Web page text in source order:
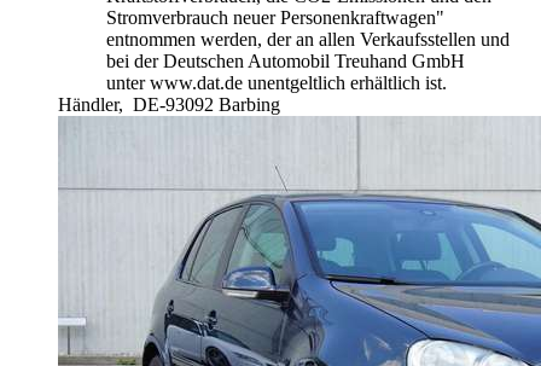
Stromverbrauch neuer Personenkraftwagen"
entnommen werden, der an allen Verkaufsstellen und
bei der Deutschen Automobil Treuhand GmbH
unter www.dat.de unentgeltlich erhältlich ist.
Händler, DE-93092 Barbing